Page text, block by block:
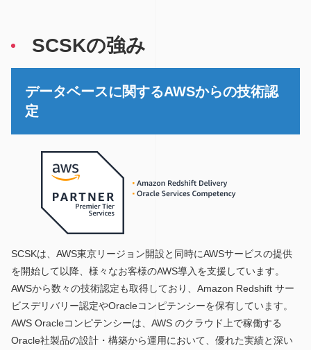
SCSKの強み
データベースに関するAWSからの技術認
定
SCSKは、AWS東京リージョン開設と同時にAWSサービスの提供
を開始して以降、様々なお客様のAWS導入を支援しています。
AWSから数々の技術認定も取得しており、Amazon Redshift サー
ビスデリバリー認定やOracleコンピテンシーを保有しています。
AWS Oracleコンピテンシーは、AWS のクラウド上で稼働する
Oracle社製品の設計・構築から運用において、優れた実績と深い